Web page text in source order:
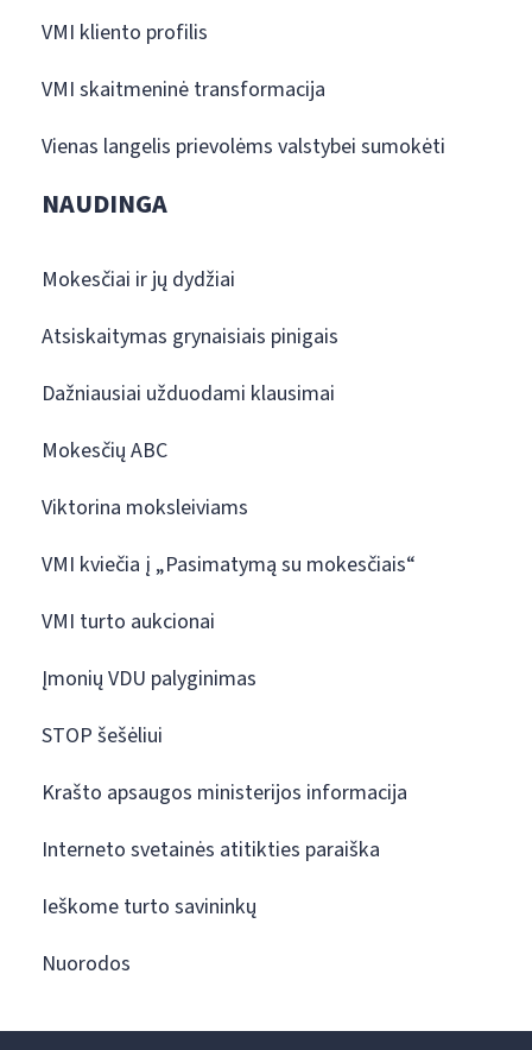
VMI kliento profilis
VMI skaitmeninė transformacija
Vienas langelis prievolėms valstybei sumokėti
NAUDINGA
Mokesčiai ir jų dydžiai
Atsiskaitymas grynaisiais pinigais
Dažniausiai užduodami klausimai
Mokesčių ABC
Viktorina moksleiviams
VMI kviečia į „Pasimatymą su mokesčiais“
VMI turto aukcionai
Įmonių VDU palyginimas
STOP šešėliui
Krašto apsaugos ministerijos informacija
Interneto svetainės atitikties paraiška
Ieškome turto savininkų
Nuorodos